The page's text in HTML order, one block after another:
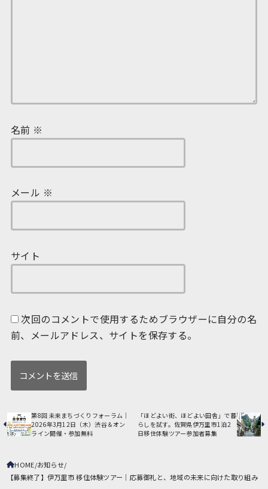
名前 ※
メール ※
サイト
次回のコメントで使用するためブラウザーに自分の名
前、メールアドレス、サイトを保存する。
第8回 未来まちづくりフォーラム｜
2026年3月12日（木）渋谷＆オン
ライン開催・参加無料
「ほどよい街、ほどよい田舎」で暮
らしを試す。佐賀県伊万里市1泊2
日移住体験ツアー参加者募集
HOME お知らせ
【募集終了】伊万里市 移住体験ツアー｜応募御礼と、地域の未来に向けた取り組み